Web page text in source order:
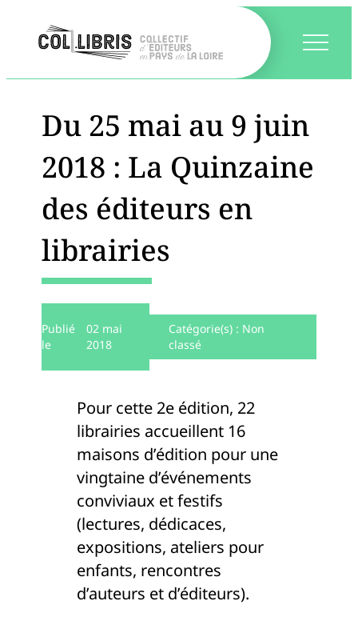
Du 25 mai au 9 juin
2018 : La Quinzaine
des éditeurs en
librairies
Publié
le
02 mai
2018
Catégorie(s) : Non
classé
Pour cette 2e édition, 22
librairies accueillent 16
maisons d’édition pour une
vingtaine d’événements
conviviaux et festifs
(lectures, dédicaces,
expositions, ateliers pour
enfants, rencontres
d’auteurs et d’éditeurs).